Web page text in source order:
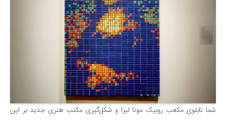
شما تابلوی مکعب روبیک مونا لیزا و شکل‌گیری مکتب هنری جدید بر این